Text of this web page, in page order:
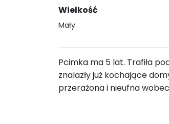
Wielkość
Mały
Pcimka ma 5 lat. Trafiła
znalazły już kochające
przerażona i nieufna